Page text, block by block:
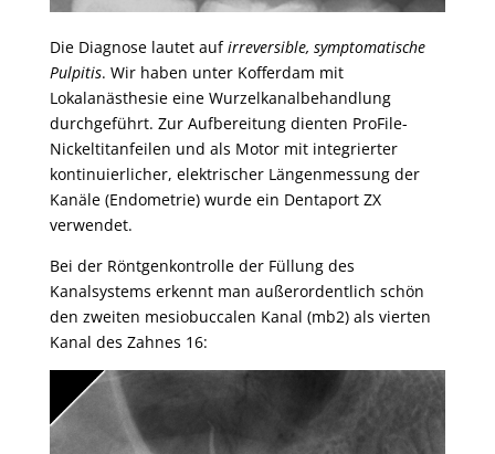
Die Diagnose lautet aufirreversible, symptomatische
Pulpitis. Wir haben unter Kofferdam mit
Lokalanästhesie eine Wurzelkanalbehandlung
durchgeführt. Zur Aufbereitung dienten ProFile-
Nickeltitanfeilen und als Motor mit integrierter
kontinuierlicher, elektrischer Längenmessung der
Kanäle (Endometrie) wurde ein Dentaport ZX
verwendet.
Bei der Röntgenkontrolle der Füllung des
Kanalsystems erkennt man außerordentlich schön
den zweiten mesiobuccalen Kanal (mb2) als vierten
Kanal des Zahnes 16: